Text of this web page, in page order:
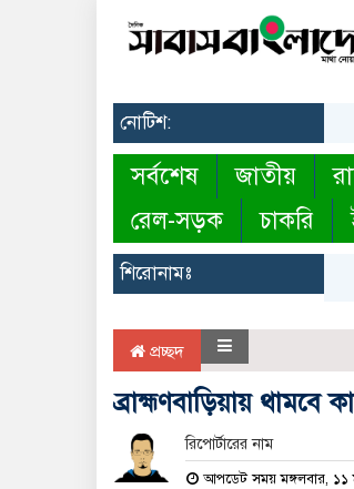
নোটিশ:
সর্বশেষ জাতীয়
রেল-সড়ক
চাকরি
শিরোনামঃ
প্রচ্ছদ
ব্রাহ্মণবাড়িয়ায় থামবে
রিপোর্টারের নাম
আপডেট সময় মঙ্গলবার, ১১